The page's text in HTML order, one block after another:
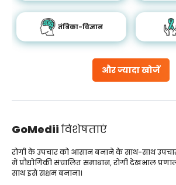
और ज्यादा खोजें
तंत्रिका-विज्ञान
GoMediiविशेषताएं
रोगी के उपचार को आसान बनाने के साथ-साथ
में प्रौद्योगिकी संचालित समाधान, रोगी देखभाल
साथ इसे सक्षम बनाना।